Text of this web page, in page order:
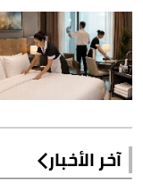
آخر الأخبار